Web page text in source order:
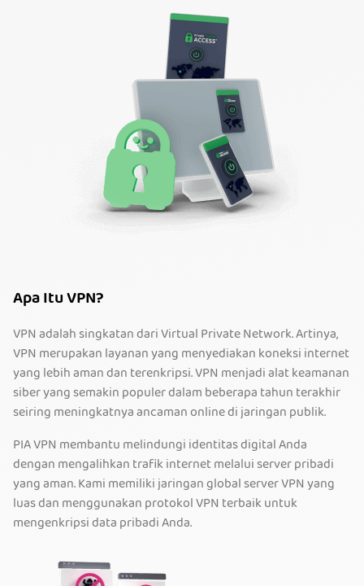
Apa Itu VPN?
VPN adalah singkatan dari Virtual Private Network. Artinya,
VPN merupakan layanan yang menyediakan koneksi internet
yang lebih aman dan terenkripsi. VPN menjadi alat keamanan
siber yang semakin populer dalam beberapa tahun terakhir
seiring meningkatnya ancaman online di jaringan publik.
PIA VPN membantu melindungi identitas digital Anda
dengan mengalihkan trafik internet melalui server pribadi
yang aman. Kami memiliki jaringan global server VPN yang
luas dan menggunakan protokol VPN terbaik untuk
mengenkripsi data pribadi Anda.